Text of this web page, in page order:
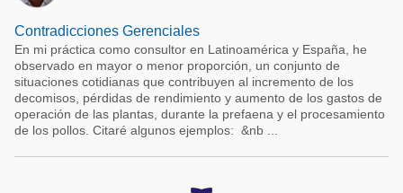
Contradicciones Gerenciales
En mi práctica como consultor en Latinoamérica y España, he
observado en mayor o menor proporción, un conjunto de
situaciones cotidianas que contribuyen al incremento de los
decomisos, pérdidas de rendimiento y aumento de los gastos de
operación de las plantas, durante la prefaena y el procesamiento
de los pollos. Citaré algunos ejemplos: &nb ...